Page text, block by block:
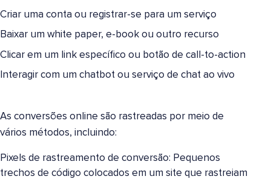
Criar uma conta ou registrar-se para um serviço
Baixar um white paper, e-book ou outro recurso
Clicar em um link específico ou botão de call-to-action
Interagir com um chatbot ou serviço de chat ao vivo
As conversões online são rastreadas por meio de
vários métodos, incluindo:
Pixels de rastreamento de conversão: Pequenos
trechos de código colocados em um site que rastreiam